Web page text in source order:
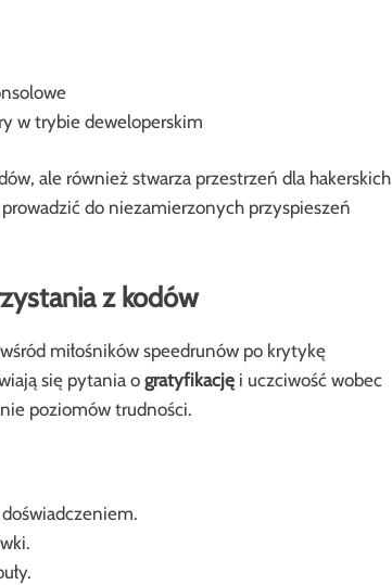
w trybie deweloperskim
ale również stwarza przestrzeń dla hakerskich
do niezamierzonych przyspieszeń
z kodów
miłośników speedrunów po krytykę
się pytania o gratyfikację i uczciwość wobec
poziomów trudności.